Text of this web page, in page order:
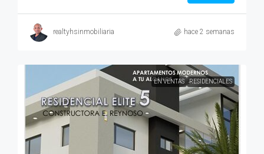
realtyhsinmobiliaria hace 2 semanas
EN VENTAS RESIDENCIALES